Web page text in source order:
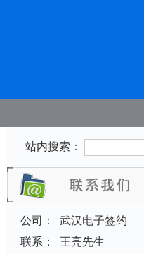
站内搜索：
公司：
武汉电子签约
联系：
王亮先生